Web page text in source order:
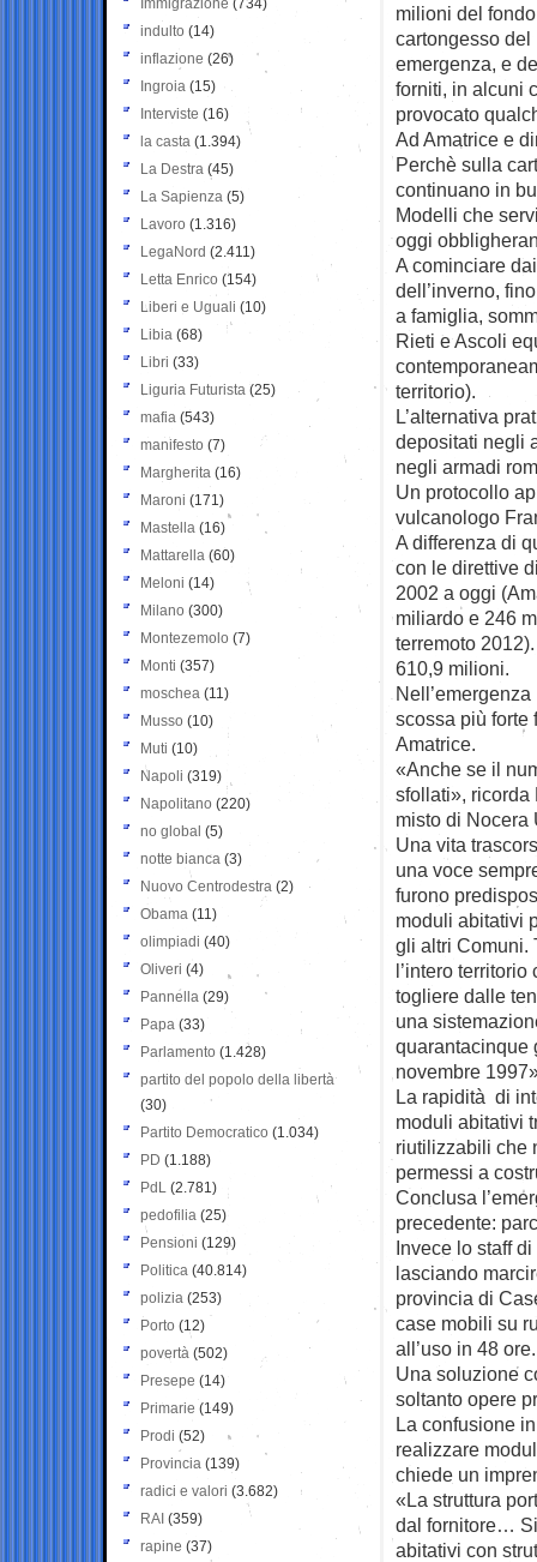
milioni del
cartongesso del
emergenza, e
forniti, in alcuni
provocato
Ad Amatrice e
Perchè sulla
continuano in
Modelli che
oggi
A cominciare
dell’inverno,
a famiglia,
Rieti e Ascoli
territorio).
L’alternativa
depositati negli
negli armadi
Un protocollo
vulcanologo
A differenza di
con le direttive
2002 a oggi
miliardo e 246
terremoto
610,9 milioni.
scossa più forte
Amatrice.
«Anche se il
sfollati», ricorda
misto di Nocera
Una vita
una voce
furono
moduli abitativi
gli altri Comuni.
l’intero
togliere dalle
una
quarantacinque
novembre
La rapidità di
moduli abitativi
riutilizzabili che
permessi a
Conclusa
precedente:
Invece lo staff
lasciando
provincia di
case mobili su
all’uso in 48 ore.
Una soluzione
soltanto opere
La confusione
realizzare
chiede un
«La struttura
dal fornitore…
abitativi con
Immigrazione (734)
indulto (14)
inflazione (26)
Ingroia (15)
Interviste (16)
la casta (1.394)
La Destra (45)
La Sapienza (5)
Lavoro (1.316)
LegaNord (2.411)
Letta Enrico (154)
Liberi e Uguali (10)
Libia (68)
Libri (33)
Liguria Futurista (25)
mafia (543)
manifesto (7)
Margherita (16)
Maroni (171)
Mastella (16)
Mattarella (60)
Meloni (14)
Milano (300)
Montezemolo (7)
Monti (357)
moschea (11)
Musso (10)
Muti (10)
Napoli (319)
Napolitano (220)
no global (5)
notte bianca (3)
Nuovo Centrodestra (2)
Obama (11)
olimpiadi (40)
Oliveri (4)
Pannella (29)
Papa (33)
Parlamento (1.428)
partito del popolo della libertà
(30)
Partito Democratico (1.034)
PD (1.188)
PdL (2.781)
pedofilia (25)
Pensioni (129)
Politica (40.814)
polizia (253)
Porto (12)
povertà (502)
Presepe (14)
Primarie (149)
Prodi (52)
Provincia (139)
radici e valori (3.682)
RAI (359)
rapine (37)